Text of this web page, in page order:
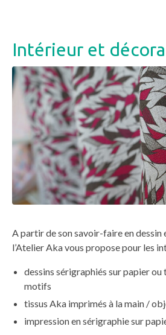
Intérieur et
A partir de son savoir-faire en dessin
l’Atelier Aka vous propose pour les
dessins sérigraphiés sur papier
motifs
tissus Aka imprimés à la main /
impression en sérigraphie sur